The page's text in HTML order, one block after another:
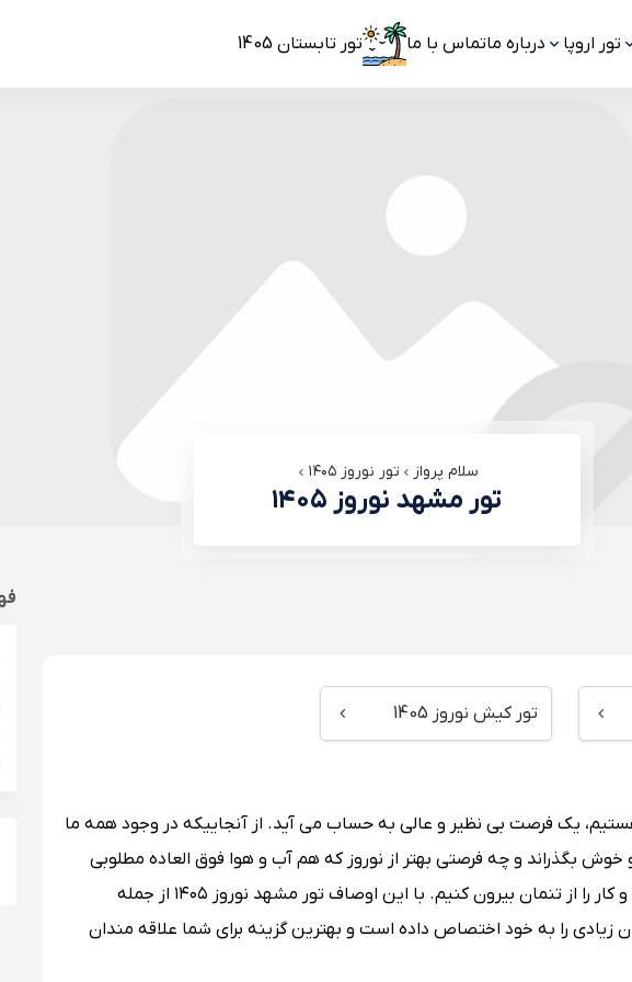
تور اروپا درباره ماتماس با ما تور تابستان 1405
سلام پرواز تور نوروز ۱۴۰۵
تور مشهد نوروز ۱۴۰۵
تور کیش نوروز 1405
یک فرصت بی نظیر و عالی به حساب می آید. از آنجاییکه در وجود همه ما
بگذراند و چه فرصتی بهتر از نوروز که هم آب و هوا فوق العاده مطلوبی
دارد و هم تعطیلاتی چند روزه که بتوانیم خستگی یکسال تلاش و کار را از تنمان بیرون کنیم. با این اوصاف تور مشهد نوروز ۱۴۰۵ از جمله
زیادی را به خود اختصاص داده است و بهترین گزینه برای شما علاقه مندان